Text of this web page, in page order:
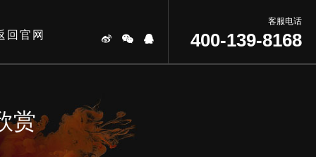
客服电话
400-139-8168
回官网
赏